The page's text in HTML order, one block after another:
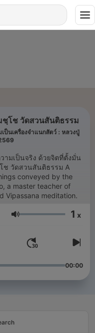
ชฺโช วัดสวนสันติธรรม
ป็นเครื่องจำแนกสัตว์ : หลวงปู่
ามเป็นจริง ด้วยจิตที่ตั้งมั่น
ช วัดสวนสันติธรรม A
conveyed by the
a master teacher of
Vipassana meditation.
Volume 1 x
00:00